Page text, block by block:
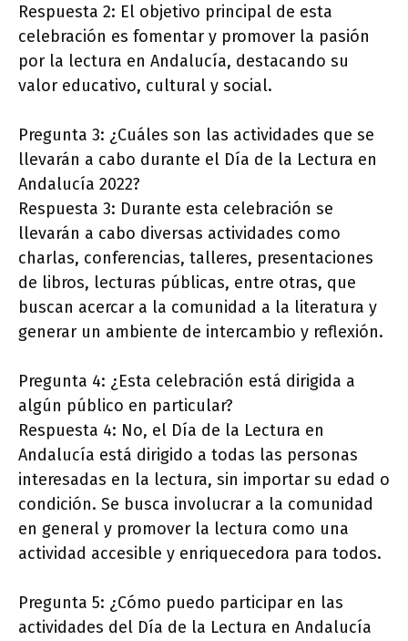
Respuesta 2: El objetivo principal de esta
celebración es fomentar y promover la pasión
por la lectura en Andalucía, destacando su
valor educativo, cultural y social.
Pregunta 3: ¿Cuáles son las actividades que se
llevarán a cabo durante el Día de la Lectura en
Andalucía 2022?
Respuesta 3: Durante esta celebración se
llevarán a cabo diversas actividades como
charlas, conferencias, talleres, presentaciones
de libros, lecturas públicas, entre otras, que
buscan acercar a la comunidad a la literatura y
generar un ambiente de intercambio y reflexión.
Pregunta 4: ¿Esta celebración está dirigida a
algún público en particular?
Respuesta 4: No, el Día de la Lectura en
Andalucía está dirigido a todas las personas
interesadas en la lectura, sin importar su edad o
condición. Se busca involucrar a la comunidad
en general y promover la lectura como una
actividad accesible y enriquecedora para todos.
Pregunta 5: ¿Cómo puedo participar en las
actividades del Día de la Lectura en Andalucía